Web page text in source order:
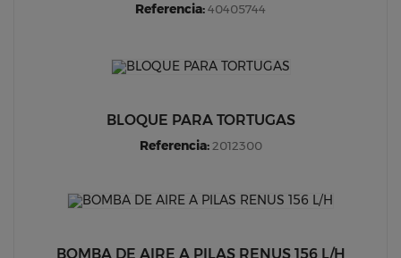
Referencia:40405744
BLOQUE PARA TORTUGAS
Referencia: 2012300
BOMBA DE AIRE A PILAS RENUS 156 L/H